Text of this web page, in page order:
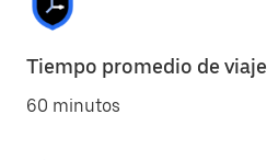
Tiempo promedio de viaje
60 minutos